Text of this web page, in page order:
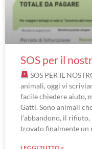
SOS per il
SOS PER IL
animali, oggi vi
facile chiedere aiuto,
Gatti. Sono animali
l’abbandono, il
trovato finalmente un
LEGGI TUTTO »